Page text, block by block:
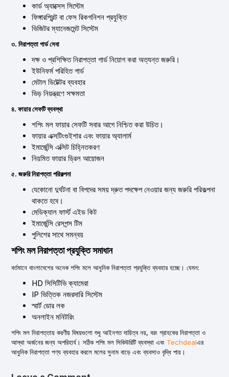
কার্ড অ্যাক্সেস সিস্টেম
ফিঙ্গারপ্রিন্ট বা ফেস রিকগনিশন প্রযুক্তি
ভিজিটর ম্যানেজমেন্ট সিস্টেম
৩. নিরাপত্তা গার্ড সেবা
দক্ষ ও প্রশিক্ষিত নিরাপত্তা গার্ড নিয়োগ করা অত্যন্ত জরুরি।
ইউনিফর্ম পরিহিত গার্ড
মেটাল ডিটেক্টর ব্যবহার
ভিড় নিয়ন্ত্রণে সক্ষমতা
৪. ফায়ার সেফটি ব্যবস্থা
শপিং মল ফায়ার সেফটি সবার আগে নিশ্চিত করা উচিত।
ফায়ার এক্সটিংগুইশার এবং ফায়ার অ্যালার্ম
ইমার্জেন্সি এক্সিট চিহ্নিতকরণ
নিয়মিত ফায়ার ড্রিল আয়োজন
৫. জরুরি নিরাপত্তা পরিকল্পনা
যেকোনো দুর্ঘটনা বা বিপদের সময় দ্রুত পদক্ষেপ নেওয়ার জন্য জরুরি পরিকল্পনা
থাকতে হবে।
মেডিক্যাল ফার্স্ট এইড কিট
ইমার্জেন্সি রেসপন্স টিম
পুলিশের সাথে সমন্বয়
শপিং মল নিরাপত্তা প্রযুক্তি সমাধান
বর্তমানে বাংলাদেশের অনেক শপিং মলে আধুনিক নিরাপত্তা প্রযুক্তি ব্যবহার হচ্ছে। যেমন:
HD সিসিটিভি ক্যামেরা
IP ভিত্তিক নজরদারি সিস্টেম
স্মার্ট ডোর লক
অনলাইন মনিটরিং
শপিং মল নিরাপত্তায় করণীয় বিষয়গুলো শুধু আইনগত দায়িত্ব নয়, বরং গ্রাহকের নিরাপত্তা ও
আস্থা অর্জনের জন্য অপরিহার্য। সঠিক শপিং মল সিকিউরিটি ব্যবস্থা এবং Techdealএর
আধুনিক নিরাপত্তা পণ্য ব্যবহার করলে মলের সুনাম বাড়ে এবং ব্যবসাও বৃদ্ধি পায়।